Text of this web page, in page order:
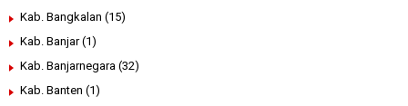
Kab. Bangkalan (15)
Kab. Banjar (1)
Kab. Banjarnegara (32)
Kab. Banten (1)